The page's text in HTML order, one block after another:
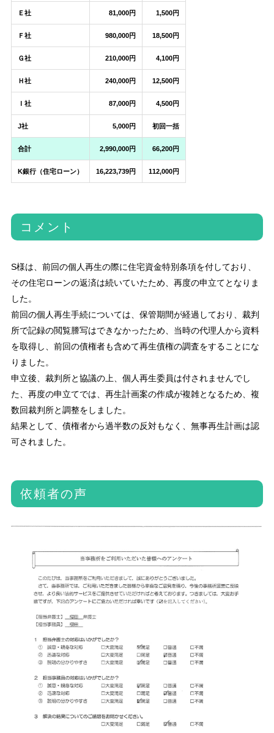
Ｅ社 81,000円 1,500円
Ｆ社 980,000円 18,500円
Ｇ社 210,000円 4,100円
Ｈ社 240,000円 12,500円
Ｉ社 87,000円 4,500円
J社 5,000円 初回一括
合計 2,990,000円 66,200円
K銀行（住宅ローン） 16,223,739円 112,000円
コメント
S様は、前回の個人再生の際に住宅資金特別条項を付しており、
その住宅ローンの返済は続いていたため、再度の申立てとなりま
した。
前回の個人再生手続については、保管期間が経過しており、裁判
所で記録の閲覧謄写はできなかったため、当時の代理人から資料
を取得し、前回の債権者も含めて再生債権の調査をすることにな
りました。
申立後、裁判所と協議の上、個人再生委員は付されませんでし
た、再度の申立てでは、再生計画案の作成が複雑となるため、複
数回裁判所と調整をしました。
結果として、債権者から過半数の反対もなく、無事再生計画は認
可されました。
依頼者の声